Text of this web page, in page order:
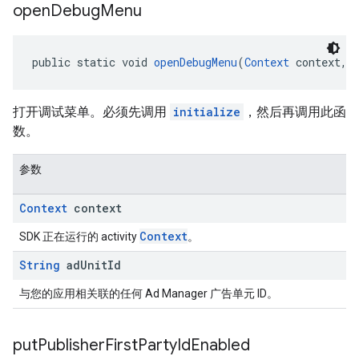
openDebugMenu
public static void openDebugMenu(Context context,
打开调试菜单。必须先调用 initialize
，然后再调用此函
数。
参数
Context context
SDK 正在运行的 activity Context。
String adUnitId
与您的应用相关联的任何 Ad Manager 广告单元 ID。
putPublisherFirstPartyIdEnabled